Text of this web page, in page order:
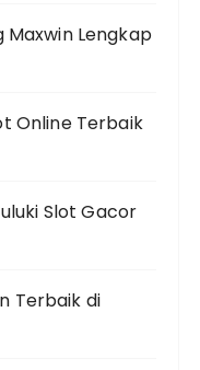
Maxwin Lengkap
Online Terbaik
Slot Gacor
Terbaik di